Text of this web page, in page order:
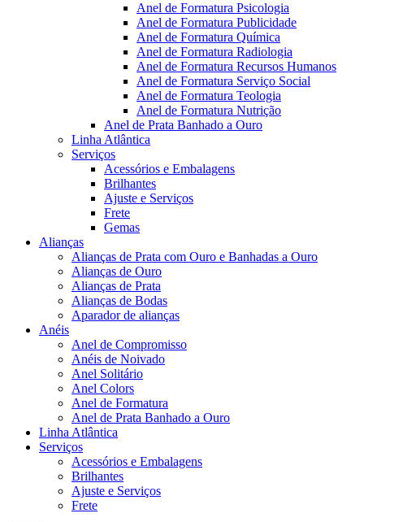
Anel de Formatura Psicologia
Anel de Formatura Publicidade
Anel de Formatura Química
Anel de Formatura Radiologia
Anel de Formatura Recursos Humanos
Anel de Formatura Serviço Social
Anel de Formatura Teologia
Anel de Formatura Nutrição
Anel de Prata Banhado a Ouro
Linha Atlântica
Serviços
Acessórios e Embalagens
Brilhantes
Ajuste e Serviços
Frete
Gemas
Alianças
Alianças de Prata com Ouro e Banhadas a Ouro
Alianças de Ouro
Alianças de Prata
Alianças de Bodas
Aparador de alianças
Anéis
Anel de Compromisso
Anéis de Noivado
Anel Solitário
Anel Colors
Anel de Formatura
Anel de Prata Banhado a Ouro
Linha Atlântica
Serviços
Acessórios e Embalagens
Brilhantes
Ajuste e Serviços
Frete